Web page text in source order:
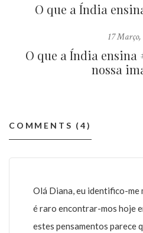
O que a Índia
17 Março,
O que a Índia ensina
nossa
COMMENTS (4)
Olá Diana, eu identifico-
é raro encontrar-mos hoje
estes pensamentos parece